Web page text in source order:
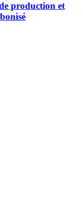
production et